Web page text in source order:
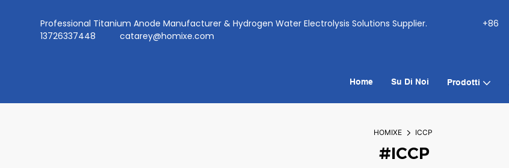
Professional Titanium Anode Manufacturer & Hydrogen Water Electrolysis Solutions Supplier.
+86
13726337448
catarey@homixe.com
Home Su Di Noi Prodotti
HOMIXE ICCP
#ICCP